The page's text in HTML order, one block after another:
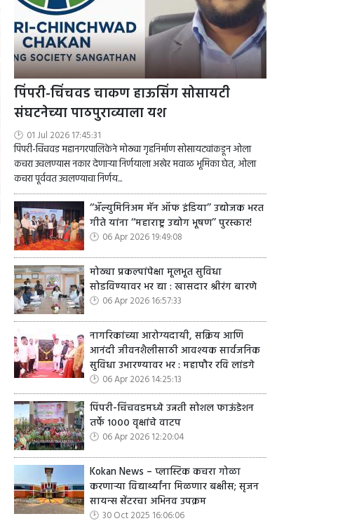
पिंपरी-चिंचवड चाकण हाऊसिंग सोसायटी
संघटनेच्या पाठपुराव्याला यश
01 Jul 2026 17:45:31
पिंपरी-चिंचवड महानगरपालिकेने मोठ्या गृहनिर्माण सोसायट्यांकडून ओला
कचरा उचलण्यास नकार देणाऱ्या निर्णयाला अखेर मवाळ भूमिका घेत, ओला
कचरा पूर्ववत उचलण्याचा निर्णय...
‘‘ॲल्युमिनिअम मॅन ऑफ इंडिया’’ उद्योजक भरत
गीते यांना ‘‘महाराष्ट्र उद्योग भूषण’’ पुरस्कार!
06 Apr 2026 19:49:08
मोठ्या प्रकल्पांपेक्षा मूलभूत सुविधा
सोडविण्यावर भर द्या : खासदार श्रीरंग बारणे
06 Apr 2026 16:57:33
नागरिकांच्या आरोग्यदायी, सक्रिय आणि
आनंदी जीवनशैलीसाठी आवश्यक सार्वजनिक
सुविधा उभारण्यावर भर : महापौर रवि लांडगे
06 Apr 2026 14:25:13
पिंपरी-चिंचवडमध्ये उन्नती सोशल फाऊंडेशन
तर्फे १००० वृक्षांचे वाटप
06 Apr 2026 12:20:04
Kokan News – प्लास्टिक कचरा गोळा
करणाऱ्या विद्यार्थ्यांना मिळणार बक्षीस; सृजन
सायन्स सेंटरचा अभिनव उपक्रम
30 Oct 2025 16:06:06